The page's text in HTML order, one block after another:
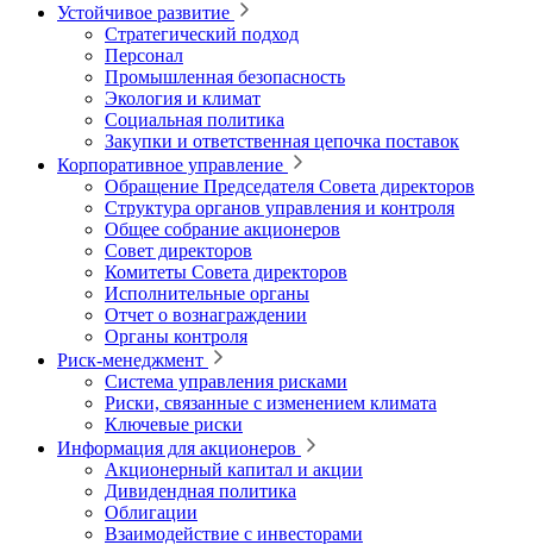
Устойчивое развитие
Стратегический подход
Персонал
Промышленная безопасность
Экология и климат
Социальная политика
Закупки и ответственная цепочка поставок
Корпоративное управление
Обращение Председателя Совета директоров
Структура органов управления и контроля
Общее собрание акционеров
Совет директоров
Комитеты Совета директоров
Исполнительные органы
Отчет о вознаграждении
Органы контроля
Риск-менеджмент
Система управления рисками
Риски, связанные с изменением климата
Ключевые риски
Информация для акционеров
Акционерный капитал и акции
Дивидендная политика
Облигации
Взаимодействие с инвесторами